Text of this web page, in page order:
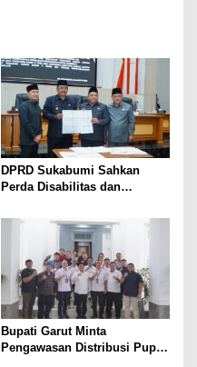
DPRD Sukabumi Sahkan
Perda Disabilitas dan
PPAS 2026
Bupati Garut Minta
Pengawasan Distribusi Pupuk